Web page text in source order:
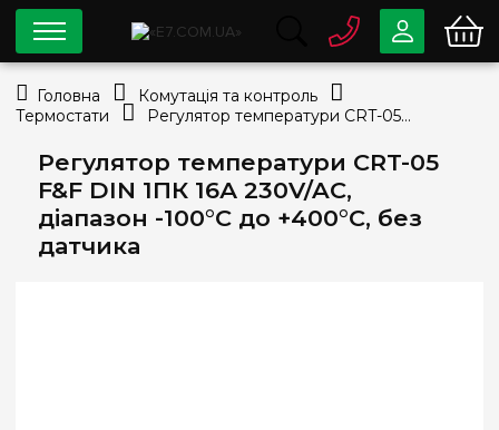
Регулятор температури CRT-05
F&F DIN 1ПК 16А 230V/AC,
діапазон -100°С до +400°С, без
датчика
0 80033-63-07
info@e7.com.ua
044334-79-78
Viber Telegram
Головна
Комутація та контроль
Термостати
Регулятор температури CRT-05 F&F DIN 1ПК 16А 230V/AC, діапазон -100°С до +400°С, без датчика